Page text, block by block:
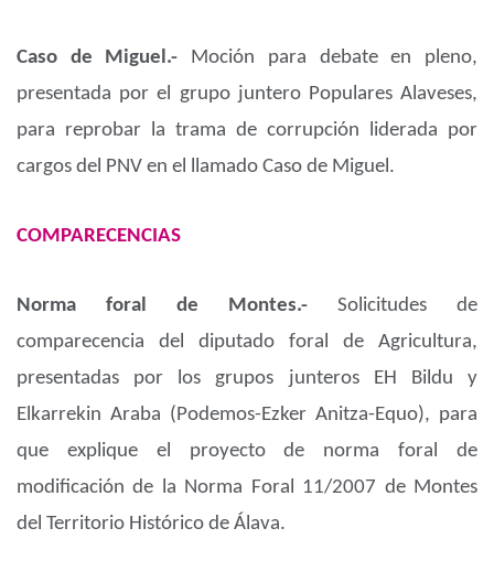
Caso de Miguel.- Moción para debate en pleno,
presentada por el grupo juntero Populares Alaveses,
para reprobar la trama de corrupción liderada por
cargos del PNV en el llamado Caso de Miguel.
COMPARECENCIAS
Norma foral de Montes.- Solicitudes de
comparecencia del diputado foral de Agricultura,
presentadas por los grupos junteros EH Bildu y
Elkarrekin Araba (Podemos-Ezker Anitza-Equo), para
que explique el proyecto de norma foral de
modificación de la Norma Foral 11/2007 de Montes
del Territorio Histórico de Álava.